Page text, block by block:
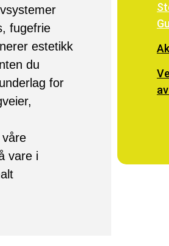
fugefrie
estetikk
du
for
vare i